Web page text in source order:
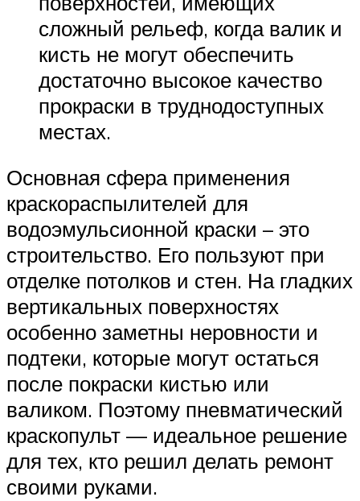
сложный рельеф, когда валик и
кисть не могут обеспечить
достаточно высокое качество
прокраски в труднодоступных
местах.
Основная сфера применения
краскораспылителей для
водоэмульсионной краски – это
строительство. Его пользуют при
отделке потолков и стен. На гладких
вертикальных поверхностях
особенно заметны неровности и
подтеки, которые могут остаться
после покраски кистью или
валиком. Поэтому пневматический
краскопульт — идеальное решение
для тех, кто решил делать ремонт
своими руками.